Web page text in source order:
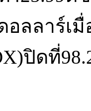
อลลาร์เ
ปิดที่